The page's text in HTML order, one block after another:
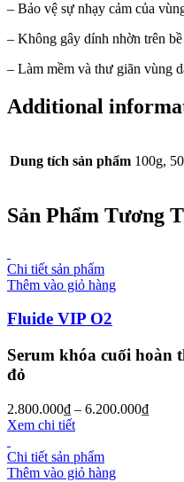
– Bảo vệ sự nhạy cảm của
– Không gây dính nhờn trên bề
– Làm mềm và thư giãn vùng
Additional
Dung tích sản phẩm 100g,
Sản Phẩm Tương
Chi tiết sản phẩm
Thêm vào giỏ hàng
Fluide VIP O2
Serum khóa cuối hoàn
đỏ
2.800.000₫ – 6.200.000₫
Xem chi tiết
Chi tiết sản phẩm
Thêm vào giỏ hàng